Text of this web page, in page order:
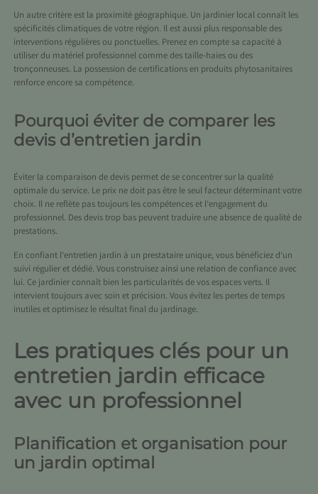
Un autre critère est la proximité géographique. Un jardinier local connaît les
spécificités climatiques de votre région. Il est aussi plus responsable des
interventions régulières ou ponctuelles. Prenez en compte sa capacité à
utiliser du matériel professionnel comme des taille-haies ou des
tronçonneuses. La possession de certifications en produits phytosanitaires
renforce encore sa compétence.
Pourquoi éviter de comparer les
devis d’entretien jardin
Éviter la comparaison de devis permet de se concentrer sur la qualité
optimale du service. Le prix ne doit pas être le seul facteur déterminant votre
choix. Il ne reflète pas toujours les compétences et l’engagement du
professionnel. Des devis trop bas peuvent traduire une absence de qualité de
prestations.
En confiant l’entretien jardin à un prestataire unique, vous bénéficiez d’un
suivi régulier et dédié. Vous construisez ainsi une relation de confiance avec
lui. Ce jardinier connaît bien les particularités de vos espaces verts. Il
intervient toujours avec soin et précision. Vous évitez les pertes de temps
inutiles et optimisez le résultat final du jardinage.
Les pratiques clés pour un
entretien jardin efficace
avec un professionnel
Planification et organisation pour
un jardin optimal